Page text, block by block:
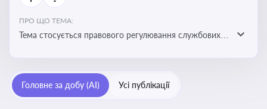
ПРО ЩО ТЕМА:
Тема стосується правового регулювання службових
Головне за добу (AI) Усі публікації